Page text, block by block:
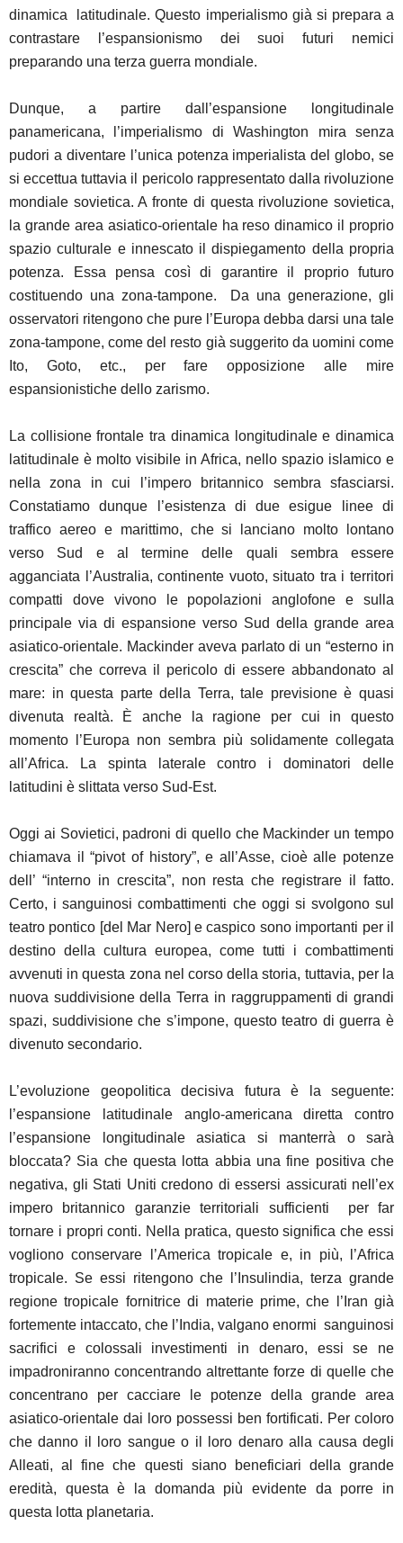
dinamica latitudinale. Questo imperialismo già si prepara a
contrastare l’espansionismo dei suoi futuri nemici
preparando una terza guerra mondiale.
Dunque, a partire dall’espansione longitudinale
panamericana, l’imperialismo di Washington mira senza
pudori a diventare l’unica potenza imperialista del globo, se
si eccettua tuttavia il pericolo rappresentato dalla rivoluzione
mondiale sovietica. A fronte di questa rivoluzione sovietica,
la grande area asiatico-orientale ha reso dinamico il proprio
spazio culturale e innescato il dispiegamento della propria
potenza. Essa pensa così di garantire il proprio futuro
costituendo una zona-tampone. Da una generazione, gli
osservatori ritengono che pure l’Europa debba darsi una tale
zona-tampone, come del resto già suggerito da uomini come
Ito, Goto, etc., per fare opposizione alle mire
espansionistiche dello zarismo.
La collisione frontale tra dinamica longitudinale e dinamica
latitudinale è molto visibile in Africa, nello spazio islamico e
nella zona in cui l’impero britannico sembra sfasciarsi.
Constatiamo dunque l’esistenza di due esigue linee di
traffico aereo e marittimo, che si lanciano molto lontano
verso Sud e al termine delle quali sembra essere
agganciata l’Australia, continente vuoto, situato tra i territori
compatti dove vivono le popolazioni anglofone e sulla
principale via di espansione verso Sud della grande area
asiatico-orientale. Mackinder aveva parlato di un “esterno in
crescita” che correva il pericolo di essere abbandonato al
mare: in questa parte della Terra, tale previsione è quasi
divenuta realtà. È anche la ragione per cui in questo
momento l’Europa non sembra più solidamente collegata
all’Africa. La spinta laterale contro i dominatori delle
latitudini è slittata verso Sud-Est.
Oggi ai Sovietici, padroni di quello che Mackinder un tempo
chiamava il “pivot of history”, e all’Asse, cioè alle potenze
dell’ “interno in crescita”, non resta che registrare il fatto.
Certo, i sanguinosi combattimenti che oggi si svolgono sul
teatro pontico [del Mar Nero] e caspico sono importanti per il
destino della cultura europea, come tutti i combattimenti
avvenuti in questa zona nel corso della storia, tuttavia, per la
nuova suddivisione della Terra in raggruppamenti di grandi
spazi, suddivisione che s’impone, questo teatro di guerra è
divenuto secondario.
L’evoluzione geopolitica decisiva futura è la seguente:
l’espansione latitudinale anglo-americana diretta contro
l’espansione longitudinale asiatica si manterrà o sarà
bloccata? Sia che questa lotta abbia una fine positiva che
negativa, gli Stati Uniti credono di essersi assicurati nell’ex
impero britannico garanzie territoriali sufficienti per far
tornare i propri conti. Nella pratica, questo significa che essi
vogliono conservare l’America tropicale e, in più, l’Africa
tropicale. Se essi ritengono che l’Insulindia, terza grande
regione tropicale fornitrice di materie prime, che l’Iran già
fortemente intaccato, che l’India, valgano enormi sanguinosi
sacrifici e colossali investimenti in denaro, essi se ne
impadroniranno concentrando altrettante forze di quelle che
concentrano per cacciare le potenze della grande area
asiatico-orientale dai loro possessi ben fortificati. Per coloro
che danno il loro sangue o il loro denaro alla causa degli
Alleati, al fine che questi siano beneficiari della grande
eredità, questa è la domanda più evidente da porre in
questa lotta planetaria.